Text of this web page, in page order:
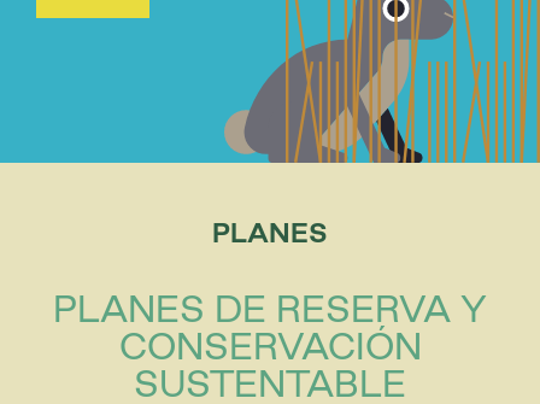
PLANES
PLANES DE RESERVA Y
CONSERVACIÓN
SUSTENTABLE